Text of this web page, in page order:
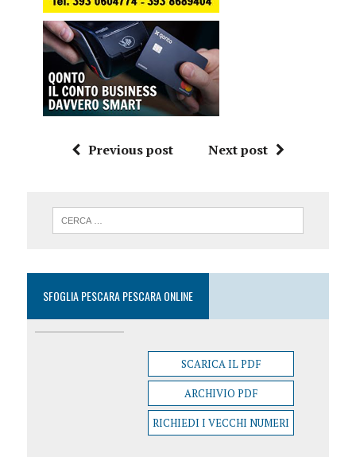
Previous post Next post
SFOGLIA PESCARA PESCARA ONLINE
SCARICA IL PDF
ARCHIVIO PDF
RICHIEDI I VECCHI NUMERI